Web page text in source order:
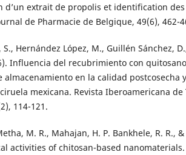
d’un extrait de propolis et identification
de Pharmacie de Belgique, 49(6), 462-
S., Hernández López, M., Guillén Sánchez,
Influencia del recubrimiento con
en la calidad postcosecha
mexicana. Revista Iberoamericana de
114-121.
M. R., Mahajan, H. P. Bankhele, R. R.,
activities of chitosan-based nanomaterials.